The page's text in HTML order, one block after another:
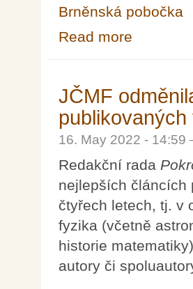
Brněnská pobočka
Read more
JČMF
publikovaných
16. May 2022 -
Redakční rada
nejlepších článcích
čtyřech letech, tj. v
fyzika (včetně
historie
autory či